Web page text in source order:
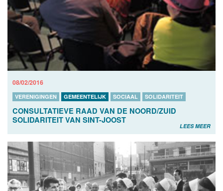
08/02/2016
VERENIGINGEN GEMEENTELIJK SOCIAAL SOLIDARITEIT
CONSULTATIEVE RAAD VAN DE NOORD/ZUID
SOLIDARITEIT VAN SINT-JOOST
LEES MEER